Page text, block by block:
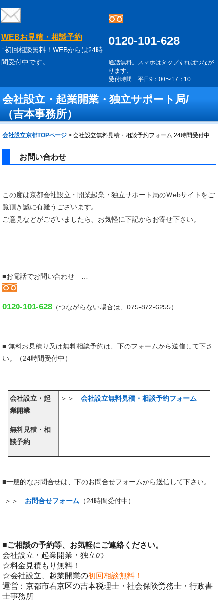
WEBお見積・相談予約
↑初回相談無料！WEBからは24時
間受付中です。
0120-101-628
通話無料。スマホはタップすればつなが
ります。
受付時間 平日9：00〜17：10
会社設立・起業開業・独立サポート局/
（吉本事務所）
会社設立京都TOPページ > 会社設立無料見積・相談予約フォーム 24時間受付中
お問い合わせ
この度は京都会社設立・開業起業・独立サポート局のＷebサイトをご
覧頂き誠に有難うございます。
ご意見などがございましたら、お気軽に下記からお寄せ下さい。
■お電話でお問い合わせ …
0120-101-628 （つながらない場合は、075-872-6255）
■ 無料お見積り又は無料相談予約は、下のフォームから送信して下さ
い。（24時間受付中）
会社設立・起
業開業
無料見積・相
談予約
＞＞ 会社設立無料見積・相談予約フォーム
■一般的なお問合せは、下のお問合せフォームから送信して下さい。
＞＞ お問合せフォーム （24時間受付中）
■ご相談の予約等、お気軽にご連絡ください。
会社設立・起業開業・独立の
☆料金見積もり無料！
☆会社設立、起業開業の初回相談無料！
運営：京都市右京区の吉本税理士・社会保険労務士・行政書
士事務所